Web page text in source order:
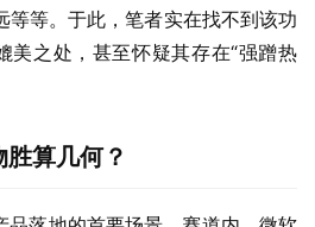
等等。于此，笔者实在找不到该功
美之处，甚至怀疑其存在“强蹭热
算几何？